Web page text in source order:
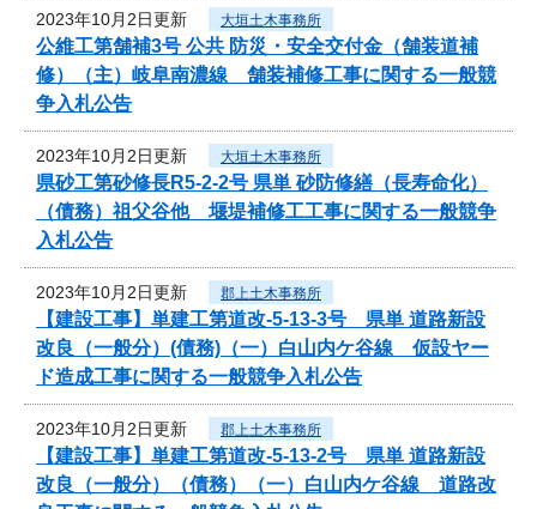
2023年10月2日更新 大垣土木事務所
公維工第舗補3号 公共 防災・安全交付金（舗装道補
修）（主）岐阜南濃線 舗装補修工事に関する一般競
争入札公告
2023年10月2日更新 大垣土木事務所
県砂工第砂修長R5-2-2号 県単 砂防修繕（長寿命化）
（債務）祖父谷他 堰堤補修工工事に関する一般競争
入札公告
2023年10月2日更新 郡上土木事務所
【建設工事】単建工第道改-5-13-3号 県単 道路新設
改良（一般分）(債務)（一）白山内ケ谷線 仮設ヤー
ド造成工事に関する一般競争入札公告
2023年10月2日更新 郡上土木事務所
【建設工事】単建工第道改-5-13-2号 県単 道路新設
改良（一般分）（債務）（一）白山内ケ谷線 道路改